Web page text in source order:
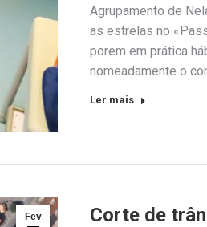
Agrupamento de
as estrelas no
porem em prática
nomeadamente o
Ler mais
Fev
Corte de